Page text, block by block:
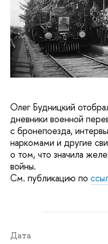
Олег Будницкий
дневники военной
с бронепоезда,
наркомами и другие
о том, что значила
войны.
См. публикацию по
Дата